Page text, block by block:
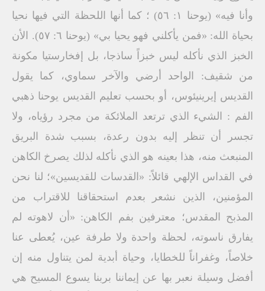
وأنا فيه» (يوحنا ١: ٥٦) ؛ كما أنها اللحظة التي فيها نحيا
بحياة الله: «فمن يأكلني فهو يحيا بي» (يوحنا ٦: ٥٧). الأن
الخبز الذي نأكله ليس خبزاً ساذجا، بل إفخارستيا مكونة
من شقيف: الواحد أرضي والآخر سماوي، كما يقول
القديس إيرينيئوس، أو بحسب تعليم القديس يوحنا ذهبي
الفم : الشيء الذي ترتعد الملائكة من مجرد رؤياه، ولا
تجسر أن تنظر إليه بدون رعدة، بسبب شدة البريق
المنبعث منه، هذا بعينه هو الذي نأكله لذلك يصرخ الكاهن
في القداس الإلهي قائلاً: «القدسات للقديسين»؛ لنا نحن
المؤمنين، الذين نشعر بعدم استحقاقنا للاقتراب من
المذبح المقدس؛ معترفين بفم الكاهن: «أن لاهوته لم
يفارق ناسوته، لحظة واحدة ولا طرفة عين، يُعطى عنا
خلاصاً، وغفراناً للخطايا، وحياة أبدية لمن يتناول منه إن
أفضل وسيلة نعبر بها عن إيماننا بربنا يسوع المسيح هي